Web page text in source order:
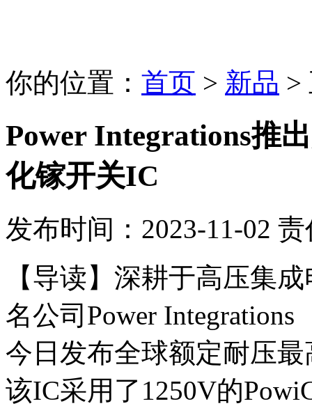
你的位置： 首页 > 新品 >
Power Integrations推
化镓开关IC
发布时间：2023-11-02 责
【导读】 深耕于高压集
名公司 Power Integrations
今日发布全球额定耐压
该IC采用了 1250V的